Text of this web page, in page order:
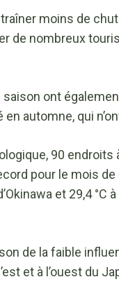
moins de
de nombreux
ont
automne, qui
90
pour le mois
et 29,4 °C
de la faible
et à l’ouest du